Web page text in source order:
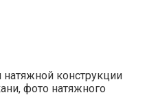
конструкции
фото натяжного